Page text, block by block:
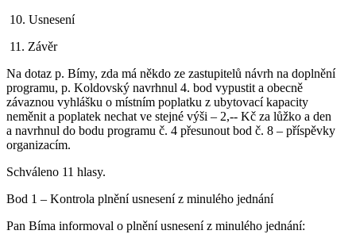
10. Usnesení
11. Závěr
Na dotaz p. Bímy, zda má někdo ze zastupitelů návrh na doplnění
programu, p. Koldovský navrhnul 4. bod vypustit a obecně
závaznou vyhlášku o místním poplatku z ubytovací kapacity
neměnit a poplatek nechat ve stejné výši – 2,-- Kč za lůžko a den
a navrhnul do bodu programu č. 4 přesunout bod č. 8 – příspěvky
organizacím.
Schváleno 11 hlasy.
Bod 1 – Kontrola plnění usnesení z minulého jednání
Pan Bíma informoval o plnění usnesení z minulého jednání: